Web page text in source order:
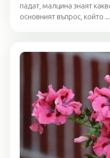
падат, малцина знаят
основният въпрос, който ...